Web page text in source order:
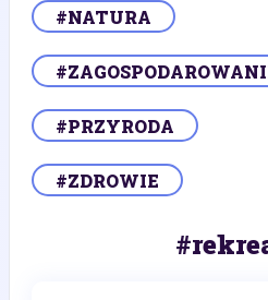
#NATURA
#PRZYRODA
#ZDROWIE